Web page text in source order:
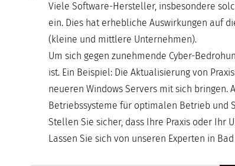
Viele Software-Hersteller, insbesondere
ein. Dies hat erhebliche Auswirkungen auf
(kleine und mittlere Unternehmen).
Um sich gegen zunehmende Cyber-
ist. Ein Beispiel: Die Aktualisierung von
neueren Windows Servers mit sich bringen.
Betriebssysteme für optimalen Betrieb und
Stellen Sie sicher, dass Ihre Praxis oder Ihr
Lassen Sie sich von unseren Experten in